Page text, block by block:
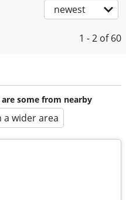
newest
1 - 2 of 60
some from nearby
a wider area